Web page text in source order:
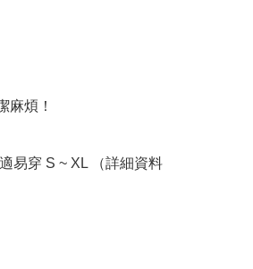
麻煩！
易穿 S ~ XL （詳細資料